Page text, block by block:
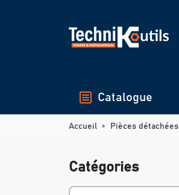
Catalogue
Accueil Pièces détachées
Catégories